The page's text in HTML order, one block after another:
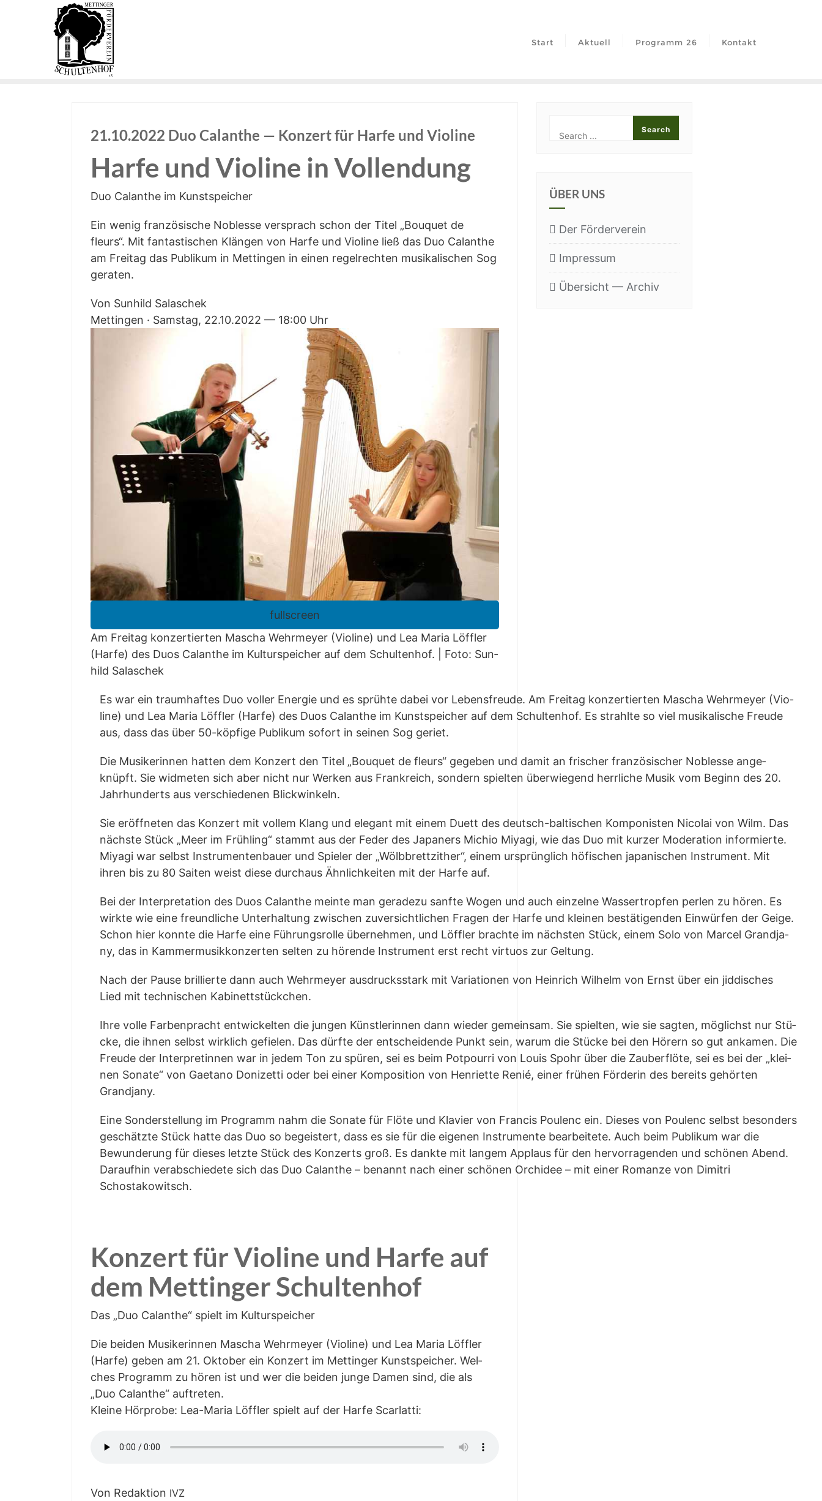
Start Aktu­ell Pro­gramm 26 Kon­takt
21.10.2022 Duo Calan­the — Kon­zert für Har­fe und Violine
Har­fe und Vio­li­ne in Vollendung
Duo Calan­the im Kunstspeicher
Ein wenig fran­zö­si­sche Nobles­se ver­sprach schon der Titel „Bou­quet de
fleurs“. Mit fan­tas­ti­schen Klän­gen von Har­fe und Vio­li­ne ließ das Duo Calan­the
am Frei­tag das Publi­kum in Mett­in­gen in einen regel­rech­ten musi­ka­li­schen Sog
geraten.
Von Sun­hild Sala­schek
Mett­in­gen · Sams­tag, 22.10.2022 — 18:00 Uhr
fullscreen
Am Frei­tag kon­zer­tier­ten Mascha Wehr­mey­er (Vio­li­ne) und Lea Maria Löff­ler
(Har­fe) des Duos Calan­the im Kul­tur­spei­cher auf dem Schul­ten­hof.
Foto: Sun­
hild Salaschek
Es war ein traum­haf­tes Duo vol­ler Ener­gie und es sprüh­te dabei vor Lebens­freu­de. Am Frei­tag kon­zer­tier­ten Mascha Wehr­mey­er (Vio­
li­ne) und Lea Maria Löff­ler (Har­fe) des Duos Calan­the im Kunst­spei­cher auf dem Schul­ten­hof. Es strahl­te so viel musi­ka­li­sche Freu­de
aus, dass das über 50-köp­fi­ge Publi­kum sofort in sei­nen Sog geriet.
Die Musi­ke­rin­nen hat­ten dem Kon­zert den Titel „Bou­quet de fleurs“ gege­ben und damit an fri­scher fran­zö­si­scher Nobles­se ange­
knüpft. Sie wid­me­ten sich aber nicht nur Wer­ken aus Frank­reich, son­dern spiel­ten über­wie­gend herr­li­che Musik vom Beginn des 20.
Jahr­hun­derts aus ver­schie­de­nen Blickwinkeln.
Sie eröff­ne­ten das Kon­zert mit vol­lem Klang und ele­gant mit einem Duett des deutsch-bal­ti­schen Kom­po­nis­ten Nico­lai von Wilm. Das
nächs­te Stück „Meer im Früh­ling“ stammt aus der Feder des Japa­ners Michio Miya­gi, wie das Duo mit kur­zer Mode­ra­ti­on infor­mier­te.
Miya­gi war selbst Instru­men­ten­bau­er und Spie­ler der „Wölb­brett­zi­ther“, einem ursprüng­lich höfi­schen japa­ni­schen Instru­ment. Mit
ihren bis zu 80 Sai­ten weist die­se durch­aus Ähn­lich­kei­ten mit der Har­fe auf.
Bei der Inter­pre­ta­ti­on des Duos Calan­the mein­te man gera­de­zu sanf­te Wogen und auch ein­zel­ne Was­ser­trop­fen per­len zu hören. Es
wirk­te wie eine freund­li­che Unter­hal­tung zwi­schen zuver­sicht­li­chen Fra­gen der Har­fe und klei­nen bestä­ti­gen­den Ein­wür­fen der Gei­ge.
Schon hier konn­te die Har­fe eine Füh­rungs­rol­le über­neh­men, und Löff­ler brach­te im nächs­ten Stück, einem Solo von Mar­cel Grand­ja­
ny, das in Kam­mer­mu­sik­kon­zer­ten sel­ten zu hören­de Instru­ment erst recht vir­tu­os zur Geltung.
Nach der Pau­se bril­lier­te dann auch Wehr­mey­er aus­drucks­stark mit Varia­tio­nen von Hein­rich Wil­helm von Ernst über ein jid­di­sches
Lied mit tech­ni­schen Kabinettstückchen.
Ihre vol­le Far­ben­pracht ent­wi­ckel­ten die jun­gen Künst­le­rin­nen dann wie­der gemein­sam. Sie spiel­ten, wie sie sag­ten, mög­lichst nur Stü­
cke, die ihnen selbst wirk­lich gefie­len. Das dürf­te der ent­schei­den­de Punkt sein, war­um die Stü­cke bei den Hörern so gut anka­men. Die
Freu­de der Inter­pre­tin­nen war in jedem Ton zu spü­ren, sei es beim Pot­pour­ri von Lou­is Spohr über die Zau­ber­flö­te, sei es bei der „klei­
nen Sona­te“ von Gaet­a­no Doni­zet­ti oder bei einer Kom­po­si­ti­on von Hen­ri­et­te Renié, einer frü­hen För­de­rin des bereits gehör­ten
Grandjany.
Eine Son­der­stel­lung im Pro­gramm nahm die Sona­te für Flö­te und Kla­vier von Fran­cis Pou­lenc ein. Die­ses von Pou­lenc selbst beson­ders
geschätz­te Stück hat­te das Duo so begeis­tert, dass es sie für die eige­nen Instru­men­te bear­bei­te­te. Auch beim Publi­kum war die
Bewun­de­rung für die­ses letz­te Stück des Kon­zerts groß. Es dank­te mit lan­gem Applaus für den her­vor­ra­gen­den und schö­nen Abend.
Dar­auf­hin ver­ab­schie­de­te sich das Duo Calan­the – benannt nach einer schö­nen Orchi­dee – mit einer Roman­ze von Dimi­t­ri
Schostakowitsch.
Kon­zert für Vio­li­ne und Har­fe auf
dem Mett­in­ger Schultenhof
Das „Duo Calan­the“ spielt im Kulturspeicher
Die bei­den Musi­ke­rin­nen Mascha Wehr­mey­er (Vio­li­ne) und Lea Maria Löff­ler
(Har­fe) geben am 21. Okto­ber ein Kon­zert im Mett­in­ger Kunst­spei­cher. Wel­
ches Pro­gramm zu hören ist und wer die bei­den jun­ge Damen sind, die als
„Duo Calan­the“ auf­tre­ten.
Klei­ne Hör­pro­be: Lea-Maria Löff­ler spielt auf der Har­fe Scarlatti:
Von Redak­ti­on IVZ
ÜBER UNS
Der För­der­ver­ein
Impres­sum
Über­sicht — Archiv